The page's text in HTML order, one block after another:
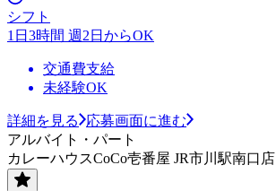
シフト
1日3時間 週2日からOK
交通費支給
未経験OK
詳細を見る
応募画面に進む
アルバイト・パート
カレーハウスCoCo壱番屋 JR市川駅南口店